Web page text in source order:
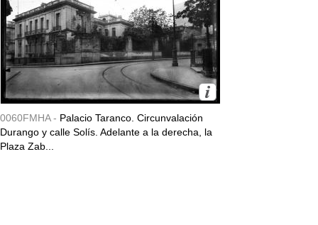
0060FMHA - Palacio Taranco. Circunvalación
Durango y calle Solís. Adelante a la derecha, la
Plaza Zab...